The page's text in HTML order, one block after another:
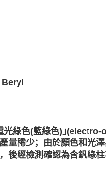
Beryl
光綠色(藍綠色)｣
量稀少；由於顏色和光
後經檢測確認為含釩綠